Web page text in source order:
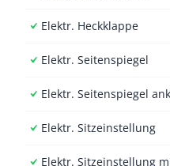
Elektr. Heckklappe
Elektr. Seitenspiegel
Elektr. Seitenspiegel
Elektr. Sitzeinstellung
Elektr. Sitzeinstellung